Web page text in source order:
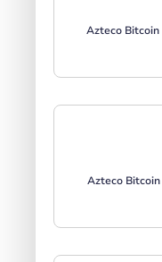
Azteco Bitcoin
Azteco